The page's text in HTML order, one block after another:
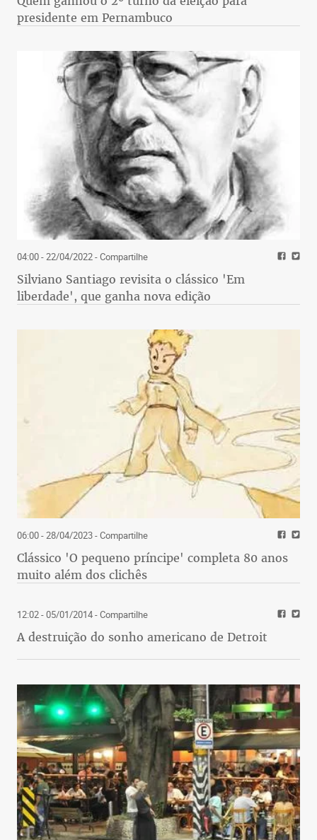
presidente em Pernambuco
04:00 - 22/04/2022- Compartilhe
Silviano Santiago revisita o clássico 'Em
liberdade', que ganha nova edição
06:00 - 28/04/2023- Compartilhe
Clássico 'O pequeno príncipe' completa 80 anos
muito além dos clichês
12:02 - 05/01/2014- Compartilhe
A destruição do sonho americano de Detroit